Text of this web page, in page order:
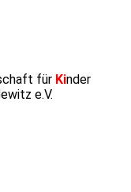
für Kinder
e.V.